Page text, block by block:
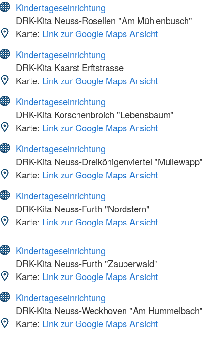
Kindertageseinrichtung
DRK-Kita Neuss-Rosellen "Am Mühlenbusch"
Karte: Link zur Google Maps Ansicht
Kindertageseinrichtung
DRK-Kita Kaarst Erftstrasse
Karte: Link zur Google Maps Ansicht
Kindertageseinrichtung
DRK-Kita Korschenbroich "Lebensbaum"
Karte: Link zur Google Maps Ansicht
Kindertageseinrichtung
DRK-Kita Neuss-Dreikönigenviertel "Mullewapp"
Karte: Link zur Google Maps Ansicht
Kindertageseinrichtung
DRK-Kita Neuss-Furth "Nordstern"
Karte: Link zur Google Maps Ansicht
Kindertageseinrichtung
DRK-Kita Neuss-Furth "Zauberwald"
Karte: Link zur Google Maps Ansicht
Kindertageseinrichtung
DRK-Kita Neuss-Weckhoven "Am Hummelbach"
Karte: Link zur Google Maps Ansicht